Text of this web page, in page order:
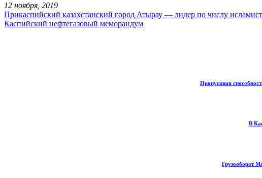
12 ноября, 2019
Прикаспийский казахстанский город Атырау — лидер по числу
Каспийский нефтегазовый меморандум
Пропускная
В
Грузооборот